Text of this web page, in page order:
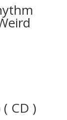
CD )